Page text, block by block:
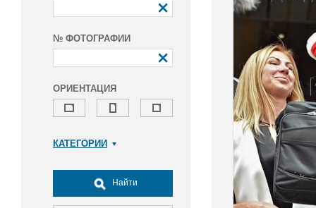
№ ФОТОГРАФИИ
ОРИЕНТАЦИЯ
КАТЕГОРИИ
Досуг, туризм и отдых
Культура
Найти